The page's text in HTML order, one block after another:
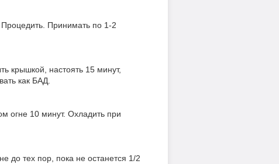
Процедить. Принимать по 1-2
крышкой, настоять 15 минут,
как БАД.
огне 10 минут. Охладить при
до тех пор, пока не останется 1/2